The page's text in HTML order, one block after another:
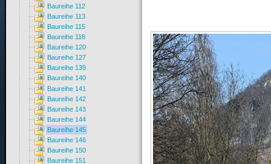
Baureihe 112
Baureihe 113
Baureihe 115
Baureihe 118
Baureihe 120
Baureihe 127
Baureihe 139
Baureihe 140
Baureihe 141
Baureihe 142
Baureihe 143
Baureihe 144
Baureihe 145
Baureihe 146
Baureihe 150
Baureihe 151